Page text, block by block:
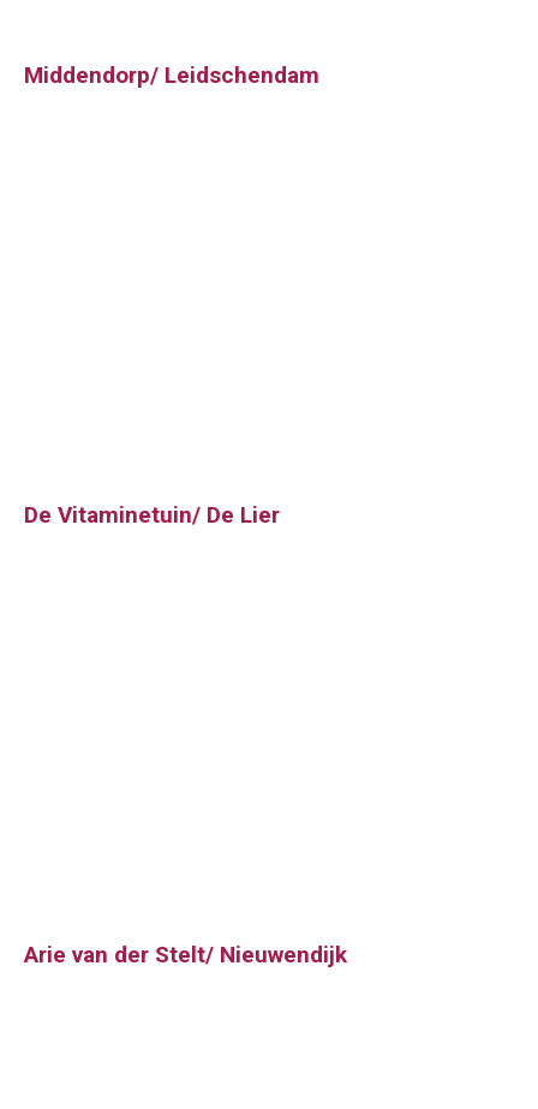
Middendorp/ Leidschendam
De Vitaminetuin/ De Lier
Arie van der Stelt/ Nieuwendijk